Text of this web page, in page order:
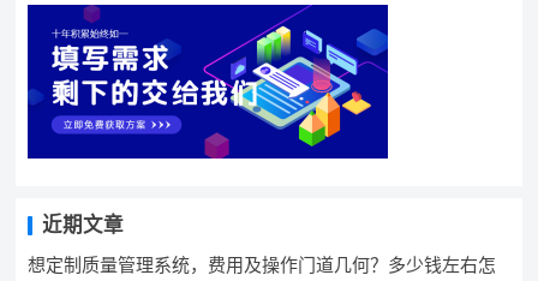
近期文章
想定制质量管理系统，费用及操作门道几何？多少钱左右怎